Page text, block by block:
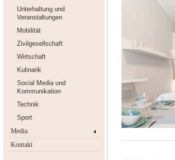
Unterhaltung und
Veranstaltungen
Mobilität
Zivilgesellschaft
Wirtschaft
Kulinarik
Social Media und
Kommunikation
Technik
Sport
Media
Kontakt